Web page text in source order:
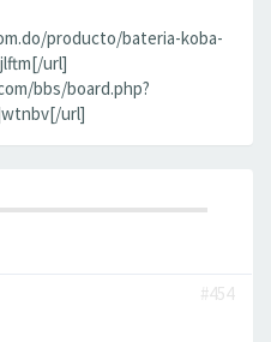
producto/bateria-koba-
url]
bbs/board.php?
url]
#454